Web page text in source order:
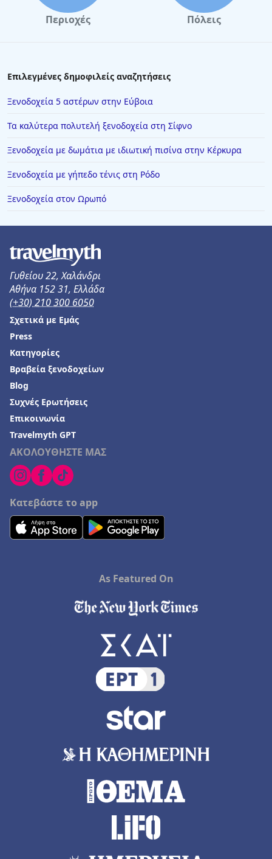
Περιοχές Πόλεις
Επιλεγμένες δημοφιλείς αναζητήσεις
Ξενοδοχεία 5 αστέρων στην Εύβοια
Τα καλύτερα πολυτελή ξενοδοχεία στη Σίφνο
Ξενοδοχεία με δωμάτια με ιδιωτική πισίνα στην Κέρκυρα
Ξενοδοχεία με γήπεδο τένις στη Ρόδο
Ξενοδοχεία στον Ωρωπό
Γυθείου 22, Χαλάνδρι
Αθήνα 152 31, Ελλάδα
(+30) 210 300 6050
ΑΚΟΛΟΥΘΗΣΤΕ ΜΑΣ
Κατεβάστε το app
Σχετικά με Εμάς
Press
Κατηγορίες
Βραβεία ξενοδοχείων
Blog
Συχνές Ερωτήσεις
Επικοινωνία
Travelmyth GPT
As Featured On